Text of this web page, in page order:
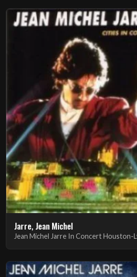
Jarre, Jean Michel
Jean Michel Jarre In Concert Houston-